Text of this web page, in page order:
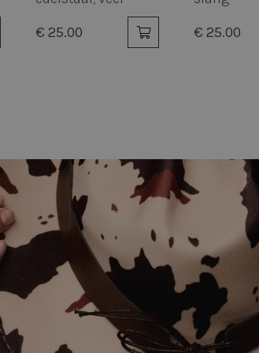
zwarte hanger
€ 29.00
€
Aanbieder / Domein Vervaldatum
.twiceasnice.com
2 maanden 4
weken
Deze cookie
gebruiker met
website te
www.twiceasnice.com
1 jaar 1
maand
Cookie ingesteld
Deze cookie
helpt om een
zodat de site
bijhouden. Hoe
site. CFID bevat
identificeren.
www.twiceasnice.com
4 weken 2
dagen
Deze cookie
kunnen
Google Privacy Policy